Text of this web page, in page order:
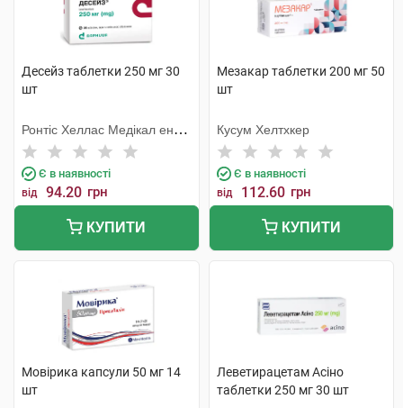
Десейз таблетки 250 мг 30
шт
Ронтіс Хеллас Медікал енд
Фармасьютікал Продактс
С.А.
Є в наявності
від 94.20 грн
КУПИТИ
Мезакар таблетки 200 мг 50
шт
Кусум Хелтхкер
Є в наявності
від 112.60 грн
КУПИТИ
Мовірика капсули 50 мг 14
шт
Леветирацетам Асіно
таблетки 250 мг 30 шт